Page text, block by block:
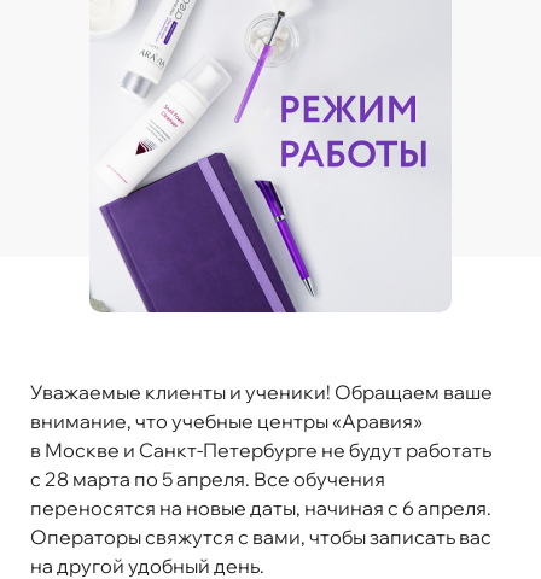
Уважаемые клиенты и ученики! Обращаем ваше
внимание, что учебные центры «Аравия»
в Москве и Санкт-Петербурге не будут работать
с 28 марта по 5 апреля. Все обучения
переносятся на новые даты, начиная с 6 апреля.
Операторы свяжутся с вами, чтобы записать вас
на другой удобный день.